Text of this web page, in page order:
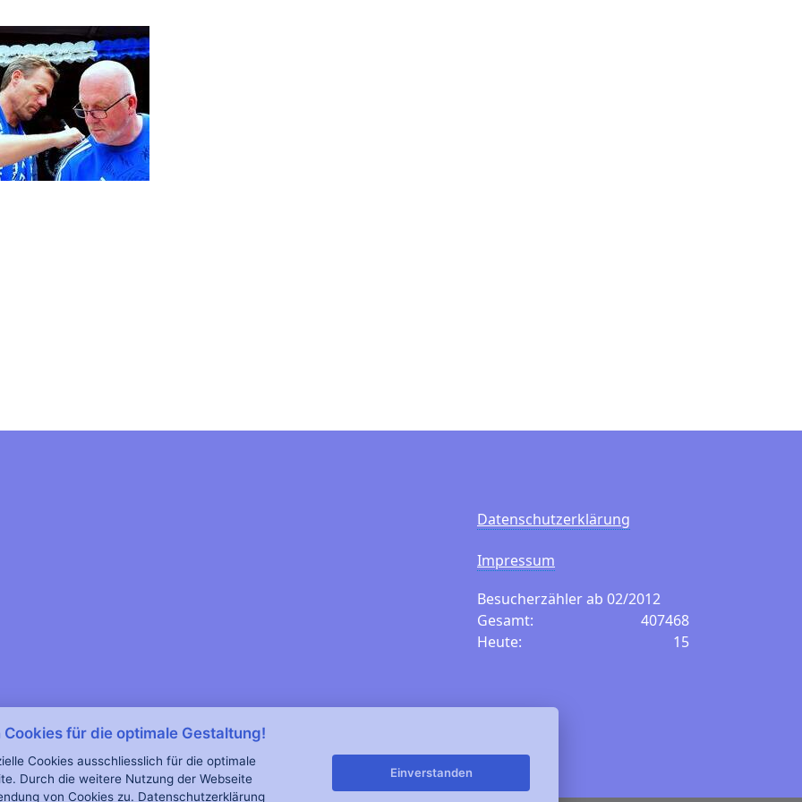
Datenschutzerklärung
Impressum
Besucherzähler ab 02/2012
Gesamt:
407468
Heute:
15
für die optimale Gestaltung!
Cookies ausschliesslich für die optimale
Durch die weitere Nutzung der Webseite
von Cookies zu. Datenschutzerklärung
Einverstanden